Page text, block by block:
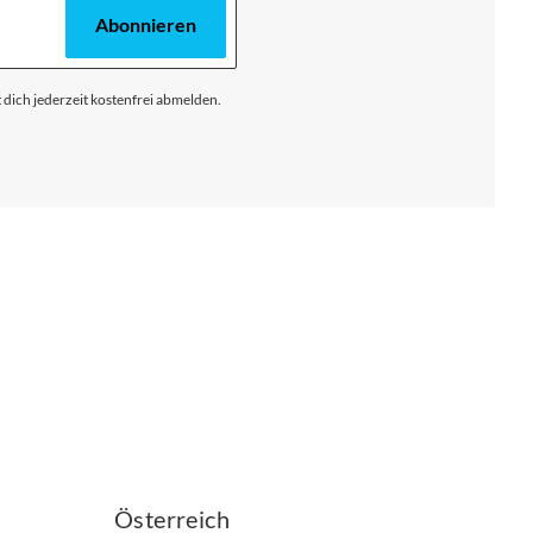
Abonnieren
dich jederzeit kostenfrei abmelden.
Österreich